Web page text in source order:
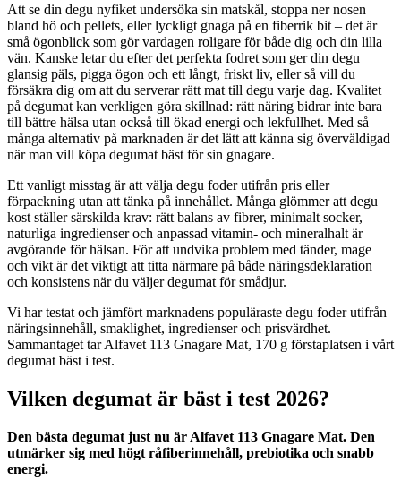
Att se din degu nyfiket undersöka sin matskål, stoppa ner nosen
bland hö och pellets, eller lyckligt gnaga på en fiberrik bit – det är
små ögonblick som gör vardagen roligare för både dig och din lilla
vän. Kanske letar du efter det perfekta fodret som ger din degu
glansig päls, pigga ögon och ett långt, friskt liv, eller så vill du
försäkra dig om att du serverar rätt mat till degu varje dag. Kvalitet
på degumat kan verkligen göra skillnad: rätt näring bidrar inte bara
till bättre hälsa utan också till ökad energi och lekfullhet. Med så
många alternativ på marknaden är det lätt att känna sig överväldigad
när man vill köpa degumat bäst för sin gnagare.
Ett vanligt misstag är att välja degu foder utifrån pris eller
förpackning utan att tänka på innehållet. Många glömmer att degu
kost ställer särskilda krav: rätt balans av fibrer, minimalt socker,
naturliga ingredienser och anpassad vitamin- och mineralhalt är
avgörande för hälsan. För att undvika problem med tänder, mage
och vikt är det viktigt att titta närmare på både näringsdeklaration
och konsistens när du väljer degumat för smådjur.
Vi har testat och jämfört marknadens populäraste degu foder utifrån
näringsinnehåll, smaklighet, ingredienser och prisvärdhet.
Sammantaget tar Alfavet 113 Gnagare Mat, 170 g förstaplatsen i vårt
degumat bäst i test.
Vilken degumat är bäst i test 2026?
Den bästa degumat just nu är Alfavet 113 Gnagare Mat. Den
utmärker sig med högt råfiberinnehåll, prebiotika och snabb
energi.